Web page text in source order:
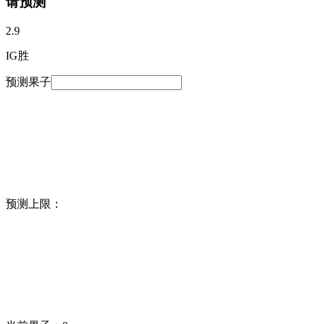
2.9
IG胜
预测果子
预测上限：